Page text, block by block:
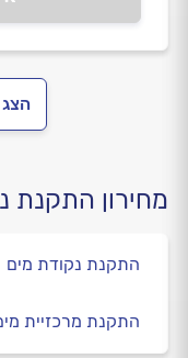
מחירון התקנת
התקנת נקודת מים
התקנת מרכזיית